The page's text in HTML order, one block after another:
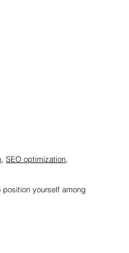
,SEO optimization,
yourself among